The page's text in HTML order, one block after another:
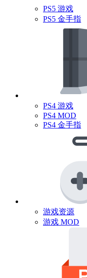
PS5 游戏
PS5 金手指
PS4 游戏
PS4 MOD
PS4 金手指
游戏资源
游戏 MOD